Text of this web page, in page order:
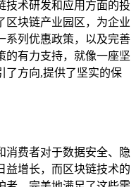
技术研发和应用方面的投
区块链产业园区，为企业
系列优惠政策，以及完善
的有力支持，就像一座坚
了方向,提供了坚实的保
消费者对于数据安全、隐
益增长，而区块链技术的